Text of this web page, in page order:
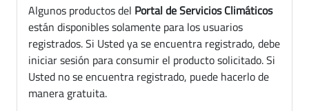
Algunos productos del Portal de Servicios Climáticos
están disponibles solamente para los usuarios
registrados. Si Usted ya se encuentra registrado, debe
iniciar sesión para consumir el producto solicitado. Si
Usted no se encuentra registrado, puede hacerlo de
manera gratuita.